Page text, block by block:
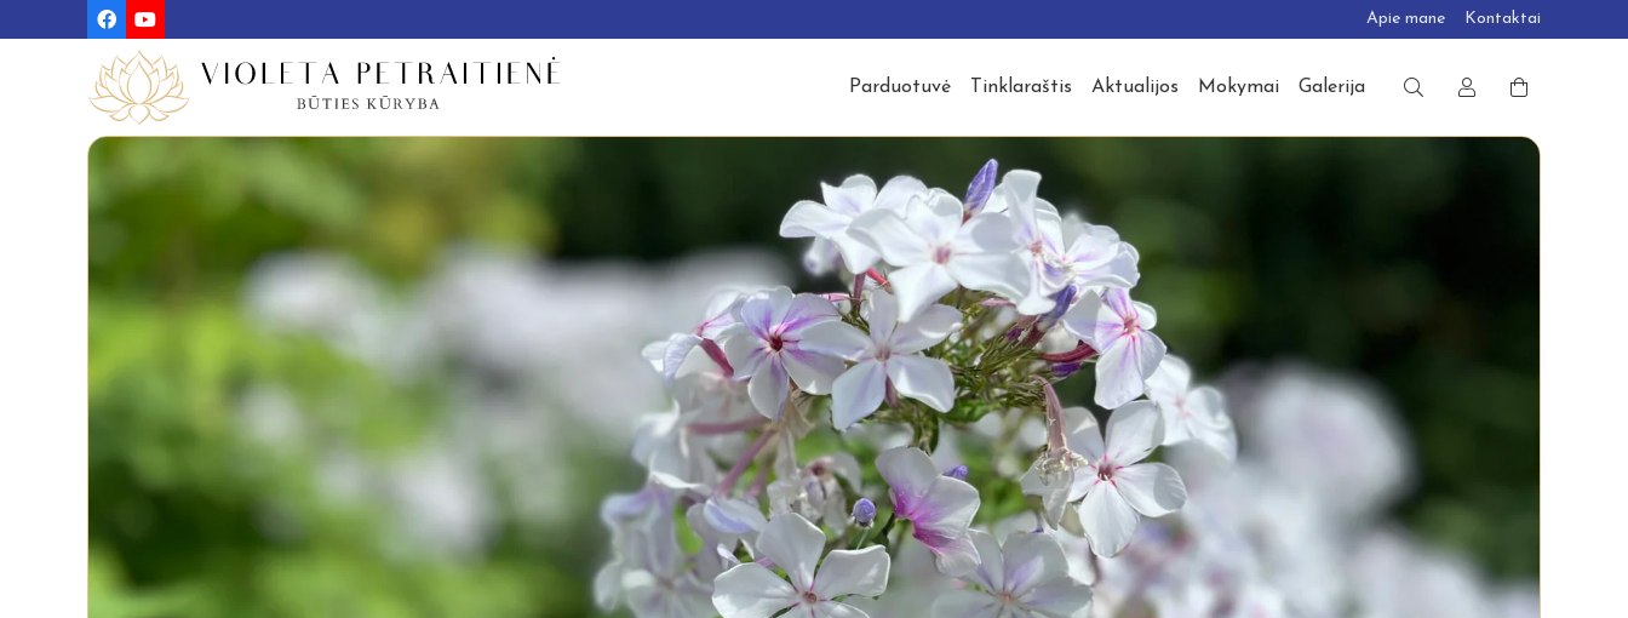
Apie mane Kontaktai
Parduotuvė Tinklaraštis Aktualijos Mokymai Galerija